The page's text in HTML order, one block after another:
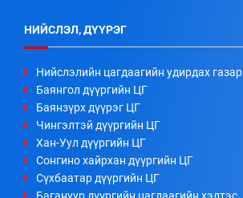
НИЙСЛЭЛ, ДҮҮРЭГ
Нийслэлийн цагдаагийн удирдах газар
Баянгол дүүргийн ЦГ
Баянзүрх дүүрэг ЦГ
Чингэлтэй дүүргийн ЦГ
Хан-Уул дүүргийн ЦГ
Сонгино хайрхан дүүргийн ЦГ
Сүхбаатар дүүргийн ЦГ